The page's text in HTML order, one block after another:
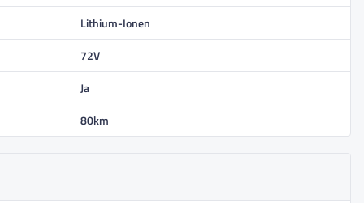
Lithium-Ionen
72V
Ja
80km